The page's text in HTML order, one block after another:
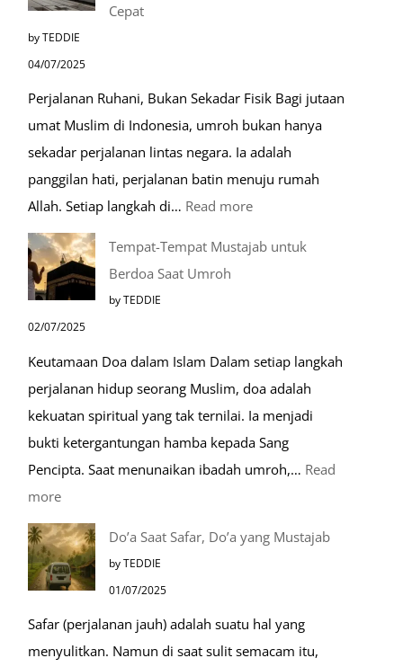
Cepat
by TEDDIE
04/07/2025
Perjalanan Ruhani, Bukan Sekadar Fisik Bagi jutaan
umat Muslim di Indonesia, umroh bukan hanya
sekadar perjalanan lintas negara. Ia adalah
panggilan hati, perjalanan batin menuju rumah
Allah. Setiap langkah di… Read more:
Paket
Umroh
Dengan
Kereta
Cepat
Tempat-Tempat Mustajab untuk
Berdoa Saat Umroh
by TEDDIE
02/07/2025
Keutamaan Doa dalam Islam Dalam setiap langkah
perjalanan hidup seorang Muslim, doa adalah
kekuatan spiritual yang tak ternilai. Ia menjadi
bukti ketergantungan hamba kepada Sang
Pencipta. Saat menunaikan ibadah umroh,… Read
more:
Tempat-
Tempat
Mustajab
Berdoa
Saat
Do’a Saat Safar, Do’a yang Mustajab
by TEDDIE
01/07/2025
Safar (perjalanan jauh) adalah suatu hal yang
menyulitkan. Namun di saat sulit semacam itu,